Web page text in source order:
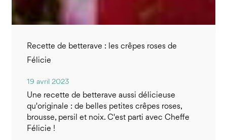
Recette de betterave : les crêpes roses de
Félicie
19 avril 2023
Une recette de betterave aussi délicieuse
qu'originale : de belles petites crêpes roses,
brousse, persil et noix. C'est parti avec Cheffe
Félicie !